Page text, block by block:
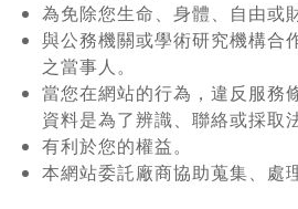
為免除您生命、身體、自由或
與公務機關或學術研究機構合
之當事人。
當您在網站的行為，違反服務
資料是為了辨識、聯絡或採取
有利於您的權益。
本網站委託廠商協助蒐集、處